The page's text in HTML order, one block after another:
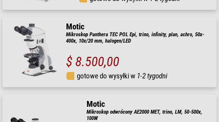
Motic
Mikroskop Panthera TEC POL Epi, trino, infinity, plan, achro, 50x-
400x, 10x/20 mm, halogen/LED
$ 8.500,00
gotowe do wysyłki w 1-2 tygodni
Motic
Mikroskop odwrócony AE2000 MET, trino, LM, 50-500x,
100W